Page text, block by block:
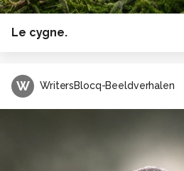
Le cygne.
W WritersBlocq-Beeldverhalen